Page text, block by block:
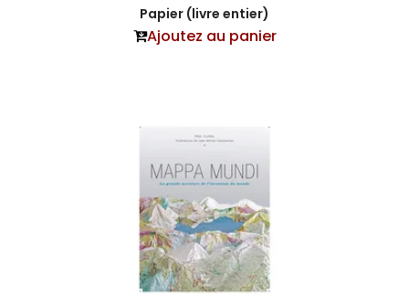
Papier (livre entier)
Ajoutez au panier